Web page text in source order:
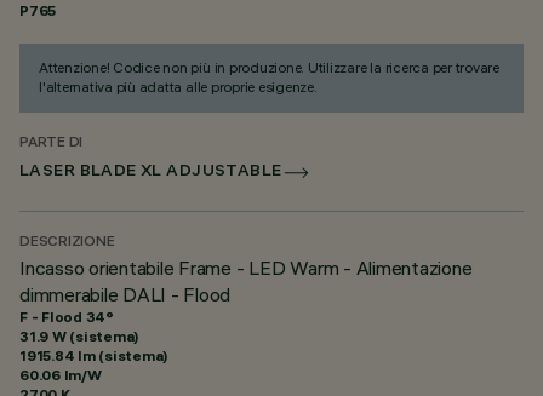
P765
Attenzione! Codice non più in produzione. Utilizzare la ricerca per trovare
l'alternativa più adatta alle proprie esigenze.
PARTE DI
LASER BLADE XL ADJUSTABLE
DESCRIZIONE
Incasso orientabile Frame - LED Warm - Alimentazione
dimmerabile DALI - Flood
F - Flood 34°
31.9 W (sistema)
1915.84 lm (sistema)
60.06 lm/W